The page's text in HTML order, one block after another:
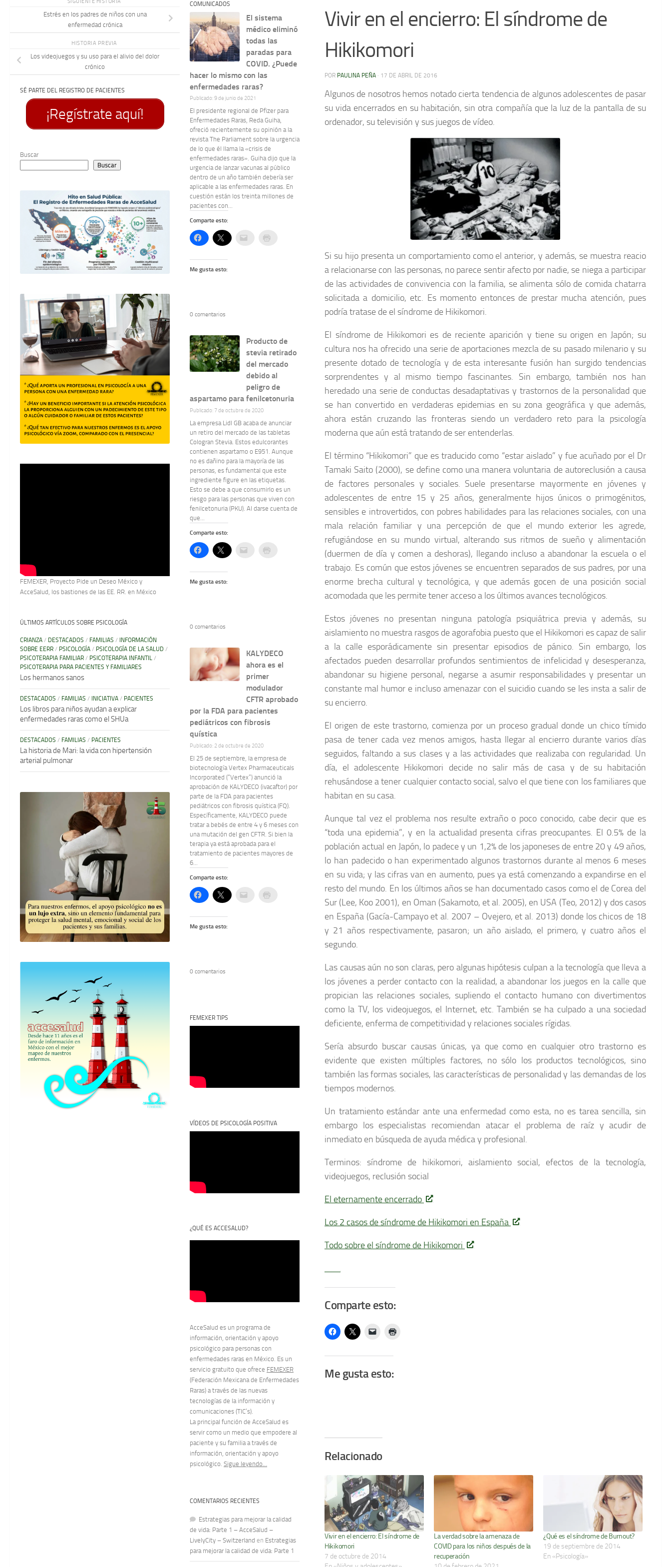
Vivir en el encierro: El síndrome de
Hikikomori
POR PAULINA PEÑA · 17 DE ABRIL DE 2016
Algunos de nosotros hemos notado cierta tendencia de algunos adolescentes de pasar
su vida encerrados en su habitación, sin otra compañía que la luz de la pantalla de su
ordenador, su televisión y sus juegos de vídeo.
Si su hijo presenta un comportamiento como el anterior, y además, se muestra reacio
a relacionarse con las personas, no parece sentir afecto por nadie, se niega a participar
de las actividades de convivencia con la familia, se alimenta sólo de comida chatarra
solicitada a domicilio, etc. Es momento entonces de prestar mucha atención, pues
podría tratase de el síndrome de Hikikomori.
El síndrome de Hikikomori es de reciente aparición y tiene su origen en Japón; su
cultura nos ha ofrecido una serie de aportaciones mezcla de su pasado milenario y su
presente dotado de tecnología y de esta interesante fusión han surgido tendencias
sorprendentes y al mismo tiempo fascinantes. Sin embargo, también nos han
heredado una serie de conductas desadaptativas y trastornos de la personalidad que
se han convertido en verdaderas epidemias en su zona geográfica y que además,
ahora están cruzando las fronteras siendo un verdadero reto para la psicología
moderna que aún está tratando de ser entenderlas.
El término “Hikikomori” que es traducido como “estar aislado” y fue acuñado por el Dr
Tamaki Saito (2000), se define como una manera voluntaria de autoreclusión a causa
de factores personales y sociales. Suele presentarse mayormente en jóvenes y
adolescentes de entre 15 y 25 años, generalmente hijos únicos o primogénitos,
sensibles e introvertidos, con pobres habilidades para las relaciones sociales, con una
mala relación familiar y una percepción de que el mundo exterior les agrede,
refugiándose en su mundo virtual, alterando sus ritmos de sueño y alimentación
(duermen de día y comen a deshoras), llegando incluso a abandonar la escuela o el
trabajo. Es común que estos jóvenes se encuentren separados de sus padres, por una
enorme brecha cultural y tecnológica, y que además gocen de una posición social
acomodada que les permite tener acceso a los últimos avances tecnológicos.
Estos jóvenes no presentan ninguna patología psiquiátrica previa y además, su
aislamiento no muestra rasgos de agorafobia puesto que el Hikikomori es capaz de salir
a la calle esporádicamente sin presentar episodios de pánico. Sin embargo, los
afectados pueden desarrollar profundos sentimientos de infelicidad y desesperanza,
abandonar su higiene personal, negarse a asumir responsabilidades y presentar un
constante mal humor e incluso amenazar con el suicidio cuando se les insta a salir de
su encierro.
El origen de este trastorno, comienza por un proceso gradual donde un chico tímido
pasa de tener cada vez menos amigos, hasta llegar al encierro durante varios días
seguidos, faltando a sus clases y a las actividades que realizaba con regularidad. Un
día, el adolescente Hikikomori decide no salir más de casa y de su habitación
rehusándose a tener cualquier contacto social, salvo el que tiene con los familiares que
habitan en su casa.
Aunque tal vez el problema nos resulte extraño o poco conocido, cabe decir que es
“toda una epidemia”, y en la actualidad presenta cifras preocupantes. El 0.5% de la
población actual en Japón, lo padece y un 1,2% de los japoneses de entre 20 y 49 años,
lo han padecido o han experimentado algunos trastornos durante al menos 6 meses
en su vida; y las cifras van en aumento, pues ya está comenzando a expandirse en el
resto del mundo. En los últimos años se han documentado casos como el de Corea del
Sur (Lee, Koo 2001), en Oman (Sakamoto, et al. 2005), en USA (Teo, 2012) y dos casos
en España (Gacía-Campayo et al. 2007 – Ovejero, et al. 2013) donde los chicos de 18
y 21 años respectivamente, pasaron; un año aislado, el primero, y cuatro años el
segundo.
Las causas aún no son claras, pero algunas hipótesis culpan a la tecnología que lleva a
los jóvenes a perder contacto con la realidad, a abandonar los juegos en la calle que
propician las relaciones sociales, supliendo el contacto humano con divertimentos
como la TV, los videojuegos, el Internet, etc. También se ha culpado a una sociedad
deficiente, enferma de competitividad y relaciones sociales rígidas.
Sería absurdo buscar causas únicas, ya que como en cualquier otro trastorno es
evidente que existen múltiples factores, no sólo los productos tecnológicos, sino
también las formas sociales, las características de personalidad y las demandas de los
tiempos modernos.
Un tratamiento estándar ante una enfermedad como esta, no es tarea sencilla, sin
embargo los especialistas recomiendan atacar el problema de raíz y acudir de
inmediato en búsqueda de ayuda médica y profesional.
Terminos: síndrome de hikikomori, aislamiento social, efectos de la tecnología,
videojuegos, reclusión social
El eternamente encerrado
Los 2 casos de síndrome de Hikikomori en España
Todo sobre el síndrome de Hikikomori
Comparte esto:
Me gusta esto:
Relacionado
Vivir en el encierro: El síndrome de
Hikikomori
7 de octubre de 2014
La verdad sobre la amenaza de
COVID para los niños después de la
recuperación
¿Qué es el síndrome de Burnout?
19 de septiembre de 2014
En «Psicología»
SIGUIENTE HISTORIA
Estrés en los padres de niños con una
enfermedad crónica
HISTORIA PREVIA
Los videojuegos y su uso para el alivio del dolor
crónico
SÉ PARTE DEL REGISTRO DE PACIENTES
¡Regístrate aquí!
Buscar
Buscar
FEMEXER, Proyecto Pide un Deseo México y
AcceSalud, los bastiones de las EE. RR. en México
ÚLTIMOS ARTÍCULOS SOBRE PSICOLOGÍA
CRIANZA / DESTACADOS / FAMILIAS / INFORMACIÓN
SOBRE EERR / PSICOLOGÍA / PSICOLOGÍA DE LA SALUD /
PSICOTERAPIA FAMILIAR / PSICOTERAPIA INFANTIL /
PSICOTERAPIA PARA PACIENTES Y FAMILIARES
Los hermanos sanos
DESTACADOS / FAMILIAS / INICIATIVA / PACIENTES
Los libros para niños ayudan a explicar
enfermedades raras como el SHUa
DESTACADOS / FAMILIAS / PACIENTES
La historia de Mari: la vida con hipertensión
arterial pulmonar
COMUNICADOS
El sistema
médico eliminó
todas las
paradas para
COVID. ¿Puede
hacer lo mismo con las
enfermedades raras?
Publicado: 9 de junio de 2021
El presidente regional de Pfizer para
Enfermedades Raras, Reda Guiha,
ofreció recientemente su opinión a la
revista The Parliament sobre la urgencia
de lo que él llama la «crisis de
enfermedades raras». Guiha dijo que la
urgencia de lanzar vacunas al público
dentro de un año también debería ser
aplicable a las enfermedades raras. En
cuestión están los treinta millones de
pacientes con...
Comparte esto:
Me gusta esto:
0 comentarios
Producto de
stevia retirado
del mercado
debido al
peligro de
aspartamo para fenilcetonuria
Publicado: 7 de octubre de 2020
La empresa Lidl GB acaba de anunciar
un retiro del mercado de las tabletas
Cologran Stevia. Estos edulcorantes
contienen aspartamo o E951. Aunque
no es dañino para la mayoría de las
personas, es fundamental que este
ingrediente figure en las etiquetas.
Esto se debe a que consumirlo es un
riesgo para las personas que viven con
fenilcetonuria (PKU). Al darse cuenta de
que...
Comparte esto:
Me gusta esto:
0 comentarios
KALYDECO
ahora es el
primer
modulador
CFTR aprobado
por la FDA para pacientes
pediátricos con fibrosis
quística
Publicado: 2 de octubre de 2020
El 25 de septiembre, la empresa de
biotecnología Vertex Pharmaceuticals
Incorporated (“Vertex”) anunció la
aprobación de KALYDECO (ivacaftor) por
parte de la FDA para pacientes
pediátricos con fibrosis quística (FQ).
Específicamente, KALYDECO puede
tratar a bebés de entre 4 y 6 meses con
una mutación del gen CFTR. Si bien la
terapia ya está aprobada para el
tratamiento de pacientes mayores de
6...
Comparte esto:
Me gusta esto:
0 comentarios
FEMEXER TIPS
VÍDEOS DE PSICOLOGÍA POSITIVA
¿QUÉ ES ACCESALUD?
AcceSalud es un programa de
información, orientación y apoyo
psicológico para personas con
enfermedades raras en México. Es un
servicio gratuito que ofrece FEMEXER
(Federación Mexicana de Enfermedades
Raras) a través de las nuevas
tecnologías de la información y
comunicaciones (TIC’s).
La principal función de AcceSalud es
servir como un medio que empodere al
paciente y su familia a través de
información, orientación y apoyo
psicológico. Sigue leyendo…
COMENTARIOS RECIENTES
Estrategias para mejorar la calidad
de vida: Parte 1 – AcceSalud –
LivelyCity – Switzerland en Estrategias
para mejorar la calidad de vida: Parte 1